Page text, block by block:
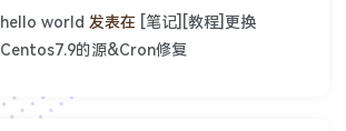
hello world 发表在 [笔记][教程]更换
Centos7.9的源&Cron修复